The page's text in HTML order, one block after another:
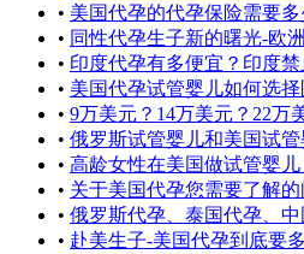
• 美国代孕的代孕保险需要
• 同性代孕生子新的曙光-欧
• 印度代孕有多便宜？印度
• 美国代孕试管婴儿如何选
• 9万美元？14万美元？22万
• 俄罗斯试管婴儿和美国试
• 高龄女性在美国做试管婴儿
• 关于美国代孕您需要了解
• 俄罗斯代孕、泰国代孕、
• 赴美生子-美国代孕到底要